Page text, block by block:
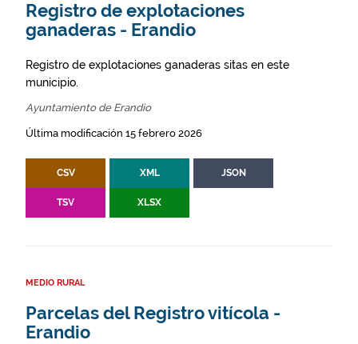
Registro de explotaciones
ganaderas - Erandio
Registro de explotaciones ganaderas sitas en este
municipio.
Ayuntamiento de Erandio
Última modificación 15 febrero 2026
CSV XML JSON
TSV XLSX
MEDIO RURAL
Parcelas del Registro vitícola -
Erandio